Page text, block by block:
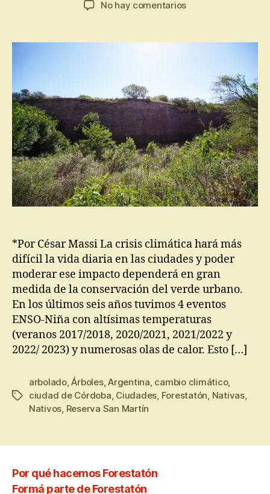
No hay comentarios
*Por César Massi La crisis climática hará más
difícil la vida diaria en las ciudades y poder
moderar ese impacto dependerá en gran
medida de la conservación del verde urbano.
En los últimos seis años tuvimos 4 eventos
ENSO-Niña con altísimas temperaturas
(veranos 2017/2018, 2020/2021, 2021/2022 y
2022/ 2023) y numerosas olas de calor. Esto […]
arbolado,Árboles,Argentina, cambio climático,
ciudad de Córdoba, Ciudades, Forestatón, Nativas,
Nativos, Reserva San Martín
Por qué hacemos Forestatón
Formá parte de Forestatón